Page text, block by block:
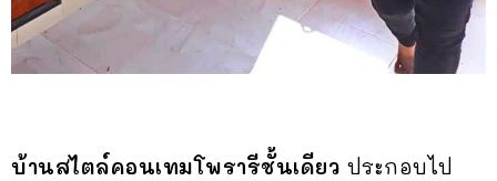
บ้านสไตล์คอนเทมโพรารีชั้นเดียว ประกอบไป